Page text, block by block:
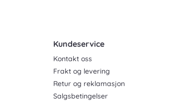
Kundeservice
Kontakt oss
Frakt og levering
Retur og reklamasjon
Salgsbetingelser